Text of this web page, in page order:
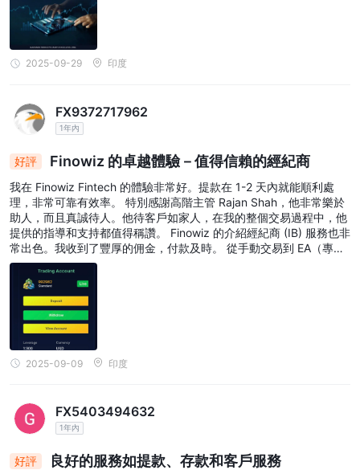
2025-09-29 印度
FX9372717962
1年內
好評 Finowiz 的卓越體驗－值得信賴的經紀商
我在 Finowiz Fintech 的體驗非常好。提款在 1-2 天內就能順利處
理，非常可靠有效率。 特別感謝高階主管 Rajan Shah，他非常樂於
助人，而且真誠待人。他待客戶如家人，在我的整個交易過程中，他
提供的指導和支持都值得稱讚。 Finowiz 的介紹經紀商 (IB) 服務也非
常出色。我收到了豐厚的佣金，付款及時。 從手動交易到 EA（專家
顧問）機器人交易，所有交易都可以輕鬆連接到 Finowiz 帳戶。他們
的系統靈活且用戶友好。 總而言之，我在 Finowiz 的體驗非常棒，
值得信賴。對於新手和經驗豐富的交易者來說，這都是一個值得信賴
的平台。強烈推薦！
2025-09-09 印度
FX5403494632
1年內
好評 良好的服務如提款、存款和客戶服務